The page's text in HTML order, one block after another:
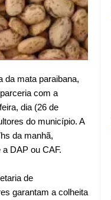
da mata paraibana,
com a
dia (26 de
do município. A
da manhã,
DAP ou CAF.
de
garantam a colheita